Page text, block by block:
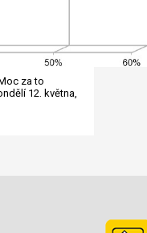
za to
12. května,